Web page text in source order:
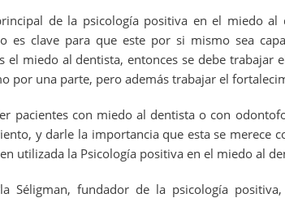
de la psicología positiva en el miedo
es clave para que este por si mismo sea
el miedo al dentista, entonces se debe trabajar
por una parte, pero además trabajar el
pacientes con miedo al dentista o con
y darle la importancia que esta se merece
utilizada la Psicología positiva en el miedo al
Séligman, fundador de la psicología